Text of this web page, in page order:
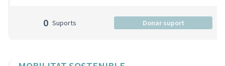
0 Suports Donar suport